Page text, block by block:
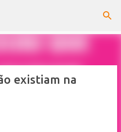
principal
existiam na